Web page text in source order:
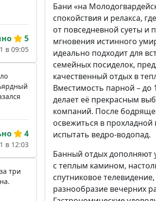
Бани «на
спокойствия и релакса,
от повседневной суеты и
мгновения истинного
идеально подходит для
семейных посиделок,
качественный отдых в
Вместимость парной – до
делает её прекрасным
компаний. После
освежиться в прохладной
испытать ведро-водопад.
Банный отдых дополняют
с теплым камином,
спутниковое
разнообразие вечерних
5
в 09:05
4
в 12:03
три